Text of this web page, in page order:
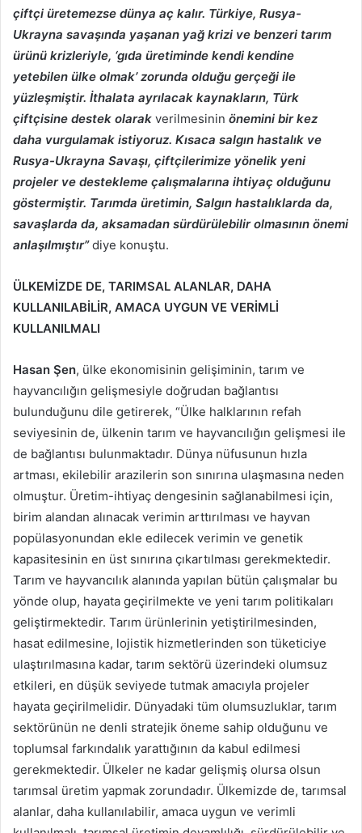
çiftçi üretemezse dünya aç kalır. Türkiye, Rusya-
Ukrayna savaşında yaşanan yağ krizi ve benzeri tarım
ürünü krizleriyle, ‘gıda üretiminde kendi kendine
yetebilen ülke olmak’ zorunda olduğu gerçeği ile
yüzleşmiştir. İthalata ayrılacak kaynakların, Türk
çiftçisine destek olarak verilmesinin önemini bir kez
daha vurgulamak istiyoruz. Kısaca salgın hastalık ve
Rusya-Ukrayna Savaşı, çiftçilerimize yönelik yeni
projeler ve destekleme çalışmalarına ihtiyaç olduğunu
göstermiştir. Tarımda üretimin, Salgın hastalıklarda da,
savaşlarda da, aksamadan sürdürülebilir olmasının önemi
anlaşılmıştır”diye konuştu.
ÜLKEMİZDE DE, TARIMSAL ALANLAR, DAHA
KULLANILABİLİR, AMACA UYGUN VE VERİMLİ
KULLANILMALI
Hasan Şen, ülke ekonomisinin gelişiminin, tarım ve
hayvancılığın gelişmesiyle doğrudan bağlantısı
bulunduğunu dile getirerek, “Ülke halklarının refah
seviyesinin de, ülkenin tarım ve hayvancılığın gelişmesi ile
de bağlantısı bulunmaktadır. Dünya nüfusunun hızla
artması, ekilebilir arazilerin son sınırına ulaşmasına neden
olmuştur. Üretim-ihtiyaç dengesinin sağlanabilmesi için,
birim alandan alınacak verimin arttırılması ve hayvan
popülasyonundan ekle edilecek verimin ve genetik
kapasitesinin en üst sınırına çıkartılması gerekmektedir.
Tarım ve hayvancılık alanında yapılan bütün çalışmalar bu
yönde olup, hayata geçirilmekte ve yeni tarım politikaları
geliştirmektedir. Tarım ürünlerinin yetiştirilmesinden,
hasat edilmesine, lojistik hizmetlerinden son tüketiciye
ulaştırılmasına kadar, tarım sektörü üzerindeki olumsuz
etkileri, en düşük seviyede tutmak amacıyla projeler
hayata geçirilmelidir. Dünyadaki tüm olumsuzluklar, tarım
sektörünün ne denli stratejik öneme sahip olduğunu ve
toplumsal farkındalık yarattığının da kabul edilmesi
gerekmektedir. Ülkeler ne kadar gelişmiş olursa olsun
tarımsal üretim yapmak zorundadır. Ülkemizde de, tarımsal
alanlar, daha kullanılabilir, amaca uygun ve verimli